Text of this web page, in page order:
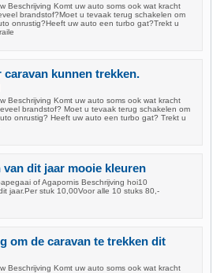
Beschrijving Komt uw auto soms ook wat kracht
brandstof?Moet u tevaak terug schakelen om
onrustig?Heeft uw auto een turbo gat?Trekt u
kunnen trekken.
Beschrijving Komt uw auto soms ook wat kracht
brandstof? Moet u tevaak terug schakelen om
onrustig? Heeft uw auto een turbo gat? Trekt u
dit jaar mooie kleuren
of Agapornis Beschrijving hoi10
jaar.Per stuk 10,00Voor alle 10 stuks 80,-
om de caravan te trekken dit
Beschrijving Komt uw auto soms ook wat kracht